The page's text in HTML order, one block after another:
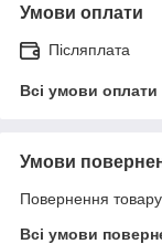
Умови оплати
Післяплата
Всі умови оплати
Умови
Повернення
Всі умови